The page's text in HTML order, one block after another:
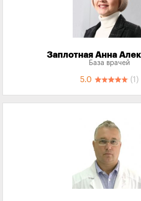
Заплотная Анна
База врачей
5.0 (1)